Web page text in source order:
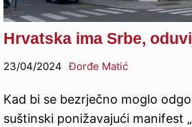
Hrvatska ima Srbe,
23/04/2024 Đorđe Matić
Kad bi se bezrječno moglo
suštinski ponižavajući manifest